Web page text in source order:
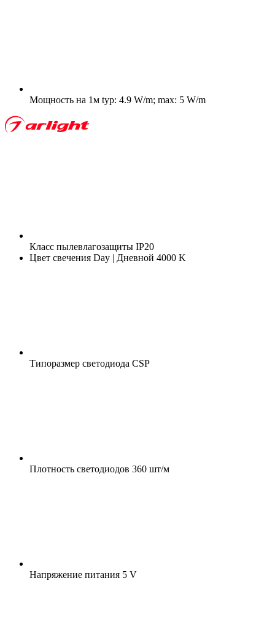
Мощность на 1м typ: 4.9 W/m; max: 5 W/m
Класс пылевлагозащиты IP20
Цвет свечения Day | Дневной 4000 K
Типоразмер светодиода CSP
Плотность светодиодов 360 шт/м
Напряжение питания 5 V